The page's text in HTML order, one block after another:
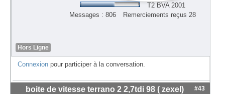
T2 BVA 2001
Messages : 806
Remerciements reçus 28
Hors Ligne
Connexion pour participer à la conversation.
boite de vitesse terrano 2 2,7tdi 98 ( zexel) #43